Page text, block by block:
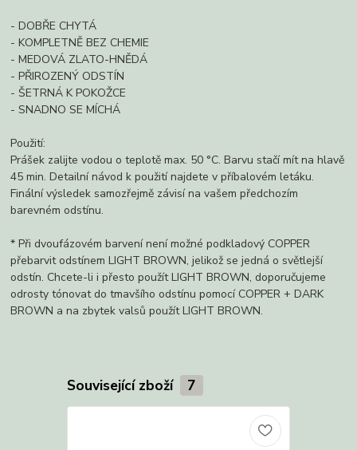
- DOBŘE CHYTÁ
- KOMPLETNĚ BEZ CHEMIE
- MEDOVÁ ZLATO-HNĚDÁ
- PŘIROZENÝ ODSTÍN
- ŠETRNÁ K POKOŽCE
- SNADNO SE MÍCHÁ
Použití:
Prášek zalijte vodou o teplotě max. 50 °C. Barvu stačí mít na hlavě
45 min. Detailní návod k použití najdete v příbalovém letáku.
Finální výsledek samozřejmě závisí na vašem předchozím
barevném odstínu.
* Při dvoufázovém barvení není možné podkladový COPPER
přebarvit odstínem LIGHT BROWN, jelikož se jedná o světlejší
odstín. Chcete-li i přesto použít LIGHT BROWN, doporučujeme
odrosty tónovat do tmavšího odstínu pomocí COPPER + DARK
BROWN a na zbytek valsů použít LIGHT BROWN.
Související zboží 7